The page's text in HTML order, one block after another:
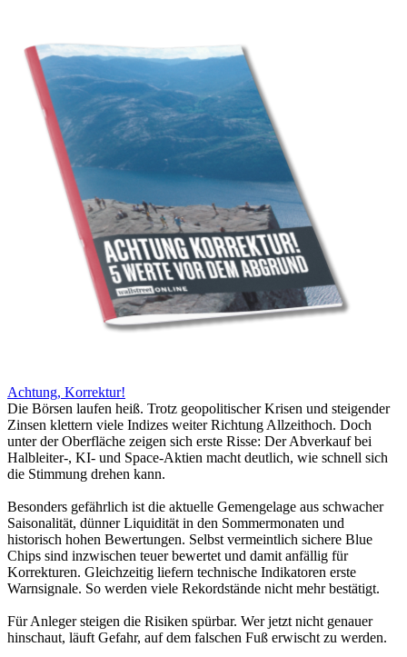
Achtung, Korrektur!
Die Börsen laufen heiß. Trotz geopolitischer Krisen und steigender
Zinsen klettern viele Indizes weiter Richtung Allzeithoch. Doch
unter der Oberfläche zeigen sich erste Risse: Der Abverkauf bei
Halbleiter-, KI- und Space-Aktien macht deutlich, wie schnell sich
die Stimmung drehen kann.
Besonders gefährlich ist die aktuelle Gemengelage aus schwacher
Saisonalität, dünner Liquidität in den Sommermonaten und
historisch hohen Bewertungen. Selbst vermeintlich sichere Blue
Chips sind inzwischen teuer bewertet und damit anfällig für
Korrekturen. Gleichzeitig liefern technische Indikatoren erste
Warnsignale. So werden viele Rekordstände nicht mehr bestätigt.
Für Anleger steigen die Risiken spürbar. Wer jetzt nicht genauer
hinschaut, läuft Gefahr, auf dem falschen Fuß erwischt zu werden.